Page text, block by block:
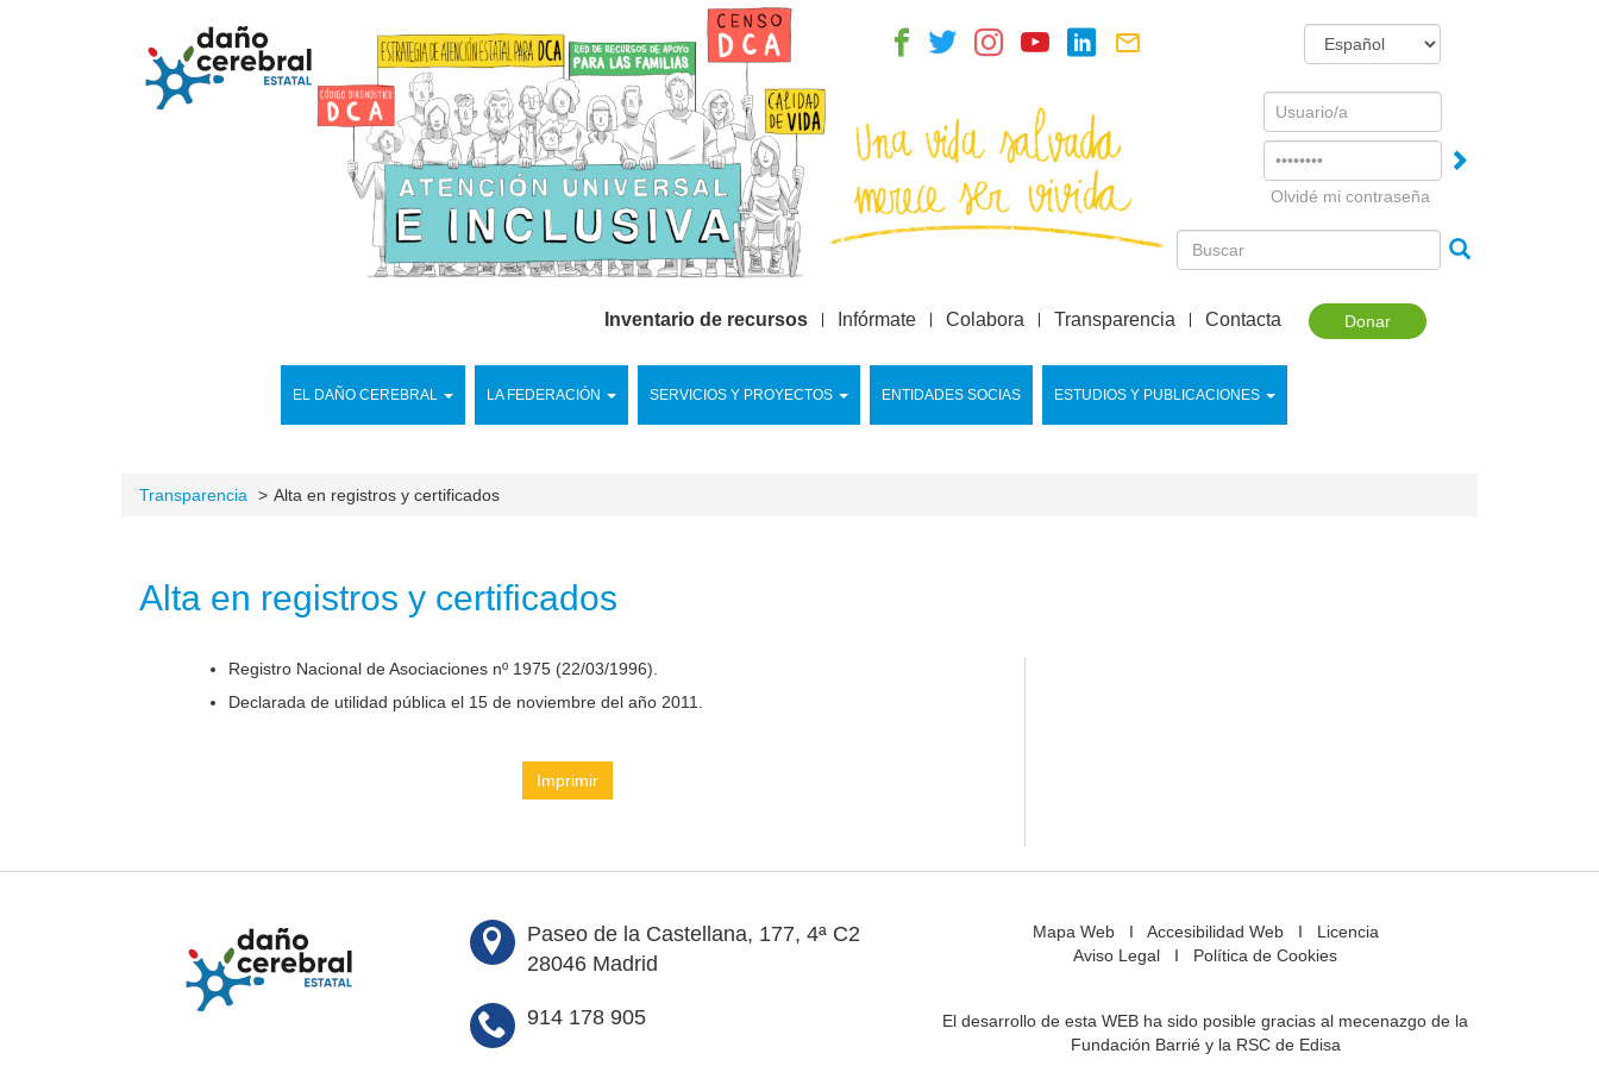
Username
Olvidé mi contraseña
Donar
EL DAÑO CEREBRAL LA FEDERACIÓN SERVICIOS Y PROYECTOS ENTIDADES SOCIAS ESTUDIOS Y PUBLICACIONES
Inventario de recursos Infórmate Colabora Transparencia Contacta
Transparencia Alta en registros y certificados
Alta en registros y certificados
Registro Nacional de Asociaciones nº 1975 (22/03/1996).
Declarada de utilidad pública el 15 de noviembre del año 2011.
Imprimir
Paseo de la Castellana, 177, 4ª C2
28046 Madrid
914 178 905
Mapa WebI Accesibilidad WebI Licencia
Aviso Legal I Política de Cookies
El desarrollo de esta WEB ha sido posible gracias al mecenazgo de la
Fundación Barrié y la RSC de Edisa